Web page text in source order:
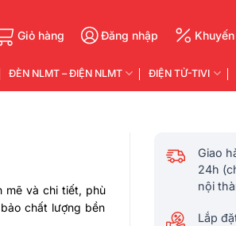
Giỏ hàng Đăng nhập
ĐÈN NLMT – ĐIỆN NLMT ĐIỆN TỬ-TIVI
mẽ và chi tiết, phù
chất lượng bền
Giao
24h
nội
Lắp